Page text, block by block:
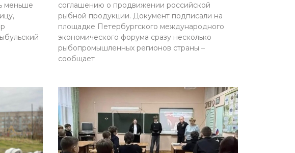
меньше
соглашению о продвижении российской
рыбной продукции. Документ подписали на
площадке Петербургского международного
экономического форума сразу несколько
рыбопромышленных регионов страны –
сообщает